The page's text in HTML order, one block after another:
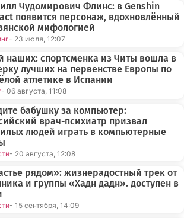
Чудомирович Флинс: в Genshin
появится персонаж, вдохновлённый
мифологией
- 23 июля, 12:07
наших: спортсменка из Читы вошла в
лучших на первенстве Европы по
атлетике в Испании
- 06 августа, 11:08
бабушку за компьютер:
врач-психиатр призвал
людей играть в компьютерные
- 20 августа, 12:08
рядом»: жизнерадостный трек от
и группы «Хадн дадн». доступен в
- 15 сентября, 14:09